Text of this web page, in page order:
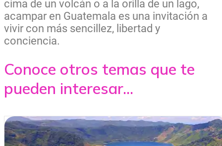
cima de un volcán o a la orilla de un lago,
acampar en Guatemala es una invitación a
vivir con más sencillez, libertad y
conciencia.
Conoce otros temas que te
pueden interesar...